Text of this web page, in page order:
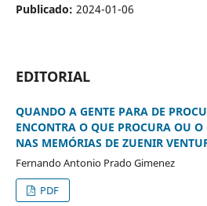
Publicado: 2024-01-06
EDITORIAL
QUANDO A GENTE PARA DE
ENCONTRA O QUE PROCURA OU
NAS MEMÓRIAS DE ZUENIR
Fernando Antonio Prado Gimenez
PDF